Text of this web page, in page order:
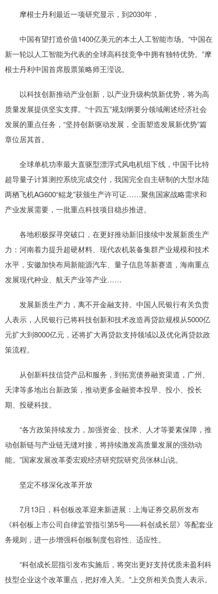
摩根士丹利最近一项研究显示，到2030年，
中国有望打造价值1400亿美元的本土人工智能市场。“中国在
新一轮以人工智能为代表的全球高科技竞争中拥有独特优势。”摩
根士丹利中国首席股票策略师王滢说。
以科技创新推动产业创新，以产业升级构筑新优势，将为高
质量发展提供坚实支撑。“十四五”规划纲要分领域阐述经济社会
发展的重点任务，“坚持创新驱动发展，全面塑造发展新优势”篇
章位居其首。
全球单机功率最大直驱型漂浮式风电机组下线，中国千比特
超导量子计算测控系统完成交付，我国完全自主研制的大型水陆
两栖飞机AG600“鲲龙”获颁生产许可证……聚焦国家战略需求和
产业发展需要，一批重点科技项目稳步推进。
各地积极探寻突破口，在更好推动新旧接续中发展新质生产
力：河南着力提升超硬材料、现代农机装备集群产业规模和技术
水平，安徽加快布局新能源汽车、量子信息等新赛道，海南重点
发展现代种业、航天产业等产业……
发展新质生产力，离不开金融支持。中国人民银行有关负责
人表示，人民银行已将科技创新和技术改造再贷款规模从5000亿
元扩大到8000亿元，还将扩大再贷款支持领域以及优化再贷款政
策流程。
从创新科技信贷产品和服务，到拓宽债券融资渠道，广州、
天津等多地出台新政策，推动更多金融资本投早、投小、投长
期、投硬科技。
“各方政策持续发力，加强资金、技术、人才等要素保障，推
动创新链与产业链无缝对接，将持续激发高质量发展的强劲动
能。”国家发展改革委宏观经济研究院研究员张林山说。
坚定不移深化改革开放
7月13日，科创板改革迎来新进展：上海证券交易所发布
《科创板上市公司自律监管指引第5号——科创成长层》等配套业
务规则，进一步增强科创板制度包容性、适应性。
“科创成长层指引发布实施后，将突出更好支持优质未盈利科
技型企业这个改革重点，把好准入关。”上交所相关负责人表示。